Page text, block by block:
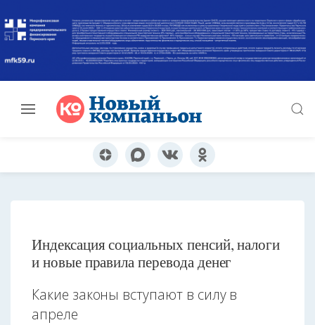
Индексация социальных пенсий, налоги
и новые правила перевода денег
Какие законы вступают в силу в
апреле